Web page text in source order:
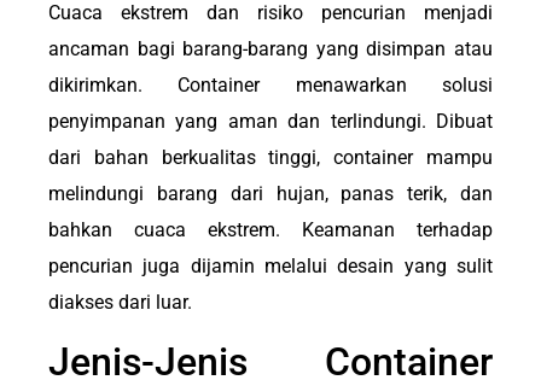
Cuaca ekstrem dan risiko pencurian menjadi
ancaman bagi barang-barang yang disimpan atau
dikirimkan. Container menawarkan solusi
penyimpanan yang aman dan terlindungi. Dibuat
dari bahan berkualitas tinggi, container mampu
melindungi barang dari hujan, panas terik, dan
bahkan cuaca ekstrem. Keamanan terhadap
pencurian juga dijamin melalui desain yang sulit
diakses dari luar.
Jenis-Jenis Container